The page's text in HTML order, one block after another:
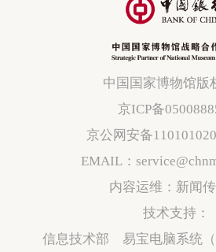
中国国家博物馆版
京ICP备
京公网安备
EMAIL：
内容运维：新闻
技术支持：
信息技术部 易宝电脑系统（